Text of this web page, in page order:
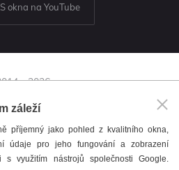
okna na YouTube
- 2026
126/38,
nad Sázavou
566 697 301
okna@pks.cz
záleží
příjemný jako pohled z kvalitního okna,
údaje pro jeho fungování a zobrazení
využitím nástrojů společnosti Google.